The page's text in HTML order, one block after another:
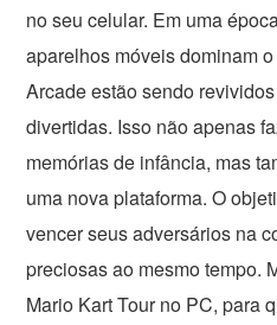
no seu celular. Em uma
aparelhos móveis dominam
Arcade estão sendo
divertidas. Isso não apenas
memórias de infância, mas
uma nova plataforma. O
vencer seus adversários na
preciosas ao mesmo tempo.
Mario Kart Tour no PC, para